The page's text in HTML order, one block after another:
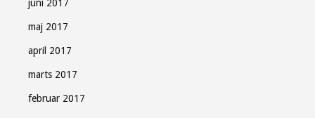
juni 2017
maj 2017
april 2017
marts 2017
februar 2017